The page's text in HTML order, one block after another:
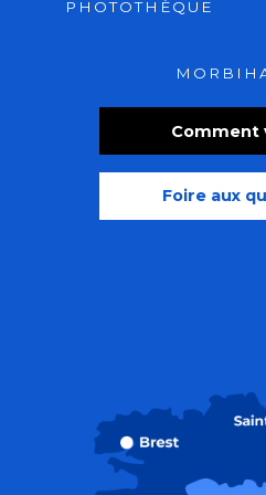
Comment
Foire aux
PHOTOTHÈQUE